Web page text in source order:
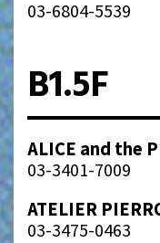
03-6804-5539
B1.5F
ALICE and the
03-3401-7009
ATELIER
03-3475-0463